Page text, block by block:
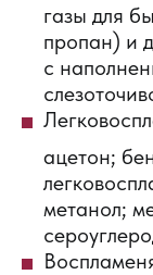
газы для
пропан) и
с
ацетон;
метанол;